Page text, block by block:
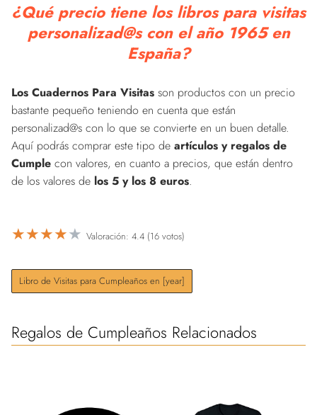
¿Qué precio tiene los libros para visitas
personalizad@s con el año 1965 en
España?
Los Cuadernos Para Visitas son productos con un precio
bastante pequeño teniendo en cuenta que están
personalizad@s con lo que se convierte en un buen detalle.
Aquí podrás comprar este tipo de artículos y regalos de
Cumple con valores, en cuanto a precios, que están dentro
de los valores de los 5 y los 8 euros.
★★★★★ Valoración: 4.4 (16 votos)
Libro de Visitas para Cumpleaños en [year]
Regalos de Cumpleaños Relacionados